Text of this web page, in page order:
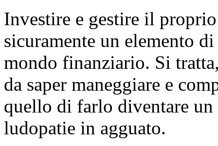
Investire e gestire il
sicuramente un elemento
mondo finanziario. Si
da saper maneggiare e
quello di farlo diventare un
ludopatie in agguato.